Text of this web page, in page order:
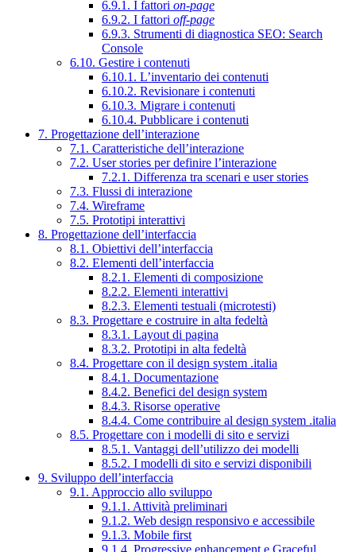
6.9.1. I fattori on-page
6.9.2. I fattori off-page
6.9.3. Strumenti di diagnostica SEO: Search
Console
6.10. Gestire i contenuti
6.10.1. L’inventario dei contenuti
6.10.2. Revisionare i contenuti
6.10.3. Migrare i contenuti
6.10.4. Pubblicare i contenuti
7. Progettazione dell’interazione
7.1. Caratteristiche dell’interazione
7.2. User stories per definire l’interazione
7.2.1. Differenza tra scenari e user stories
7.3. Flussi di interazione
7.4. Wireframe
7.5. Prototipi interattivi
8. Progettazione dell’interfaccia
8.1. Obiettivi dell’interfaccia
8.2. Elementi dell’interfaccia
8.2.1. Elementi di composizione
8.2.2. Elementi interattivi
8.2.3. Elementi testuali (microtesti)
8.3. Progettare e costruire in alta fedeltà
8.3.1. Layout di pagina
8.3.2. Prototipi in alta fedeltà
8.4. Progettare con il design system .italia
8.4.1. Documentazione
8.4.2. Benefici del design system
8.4.3. Risorse operative
8.4.4. Come contribuire al design system .italia
8.5. Progettare con i modelli di sito e servizi
8.5.1. Vantaggi dell’utilizzo dei modelli
8.5.2. I modelli di sito e servizi disponibili
9. Sviluppo dell’interfaccia
9.1. Approccio allo sviluppo
9.1.1. Attività preliminari
9.1.2. Web design responsivo e accessibile
9.1.3. Mobile first
9.1.4. Progressive enhancement e Graceful